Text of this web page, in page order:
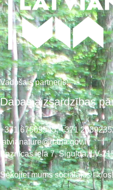
Vadošais partneris:
Dabas aizsardzības
+371 67509545,+371
latvianature@daba.gov.lv
Baznīcas iela 7, Sigulda, LV-
Sekojiet mums sociālajos tīklos!